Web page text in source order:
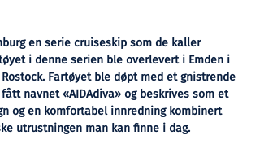
en serie cruiseskip som de kaller
i denne serien ble overlevert i Emden i
Fartøyet ble døpt med et gnistrende
navnet «AIDAdiva» og beskrives som et
og en komfortabel innredning kombinert
utrustningen man kan finne i dag.